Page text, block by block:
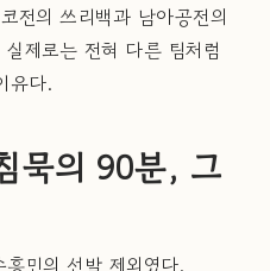
전의 쓰리백과 남아공전의
제로는 전혀 다른 팀처럼
유다.
묵의 90분, 그
민의 선발 제외였다.